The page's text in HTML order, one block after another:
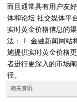
而且通常具有用户友
体和论坛 社交媒体平
实时黄金价格信息的
法： 1. 金融新闻网站
施提供实时黄金价格
者进行更深入的市场
径。
相关资讯